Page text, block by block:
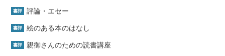
書評 評論・エセー
書評 絵のある本のはなし
書評 親御さんのための読書講座